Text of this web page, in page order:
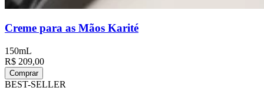
Creme para as Mãos Karité
150mL
R$ 209,00
Comprar
BEST-SELLER